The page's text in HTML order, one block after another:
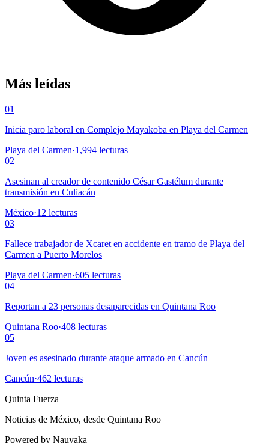
Más leídas
01
Inicia paro laboral en Complejo Mayakoba en Playa del Carmen
Playa del Carmen·1,994 lecturas
02
Asesinan al creador de contenido César Gastélum durante
transmisión en Culiacán
México·12 lecturas
03
Fallece trabajador de Xcaret en accidente en tramo de Playa del
Carmen a Puerto Morelos
Playa del Carmen·605 lecturas
04
Reportan a 23 personas desaparecidas en Quintana Roo
Quintana Roo·408 lecturas
05
Joven es asesinado durante ataque armado en Cancún
Cancún·462 lecturas
Quinta Fuerza
Noticias de México, desde Quintana Roo
Powered by Nauyaka